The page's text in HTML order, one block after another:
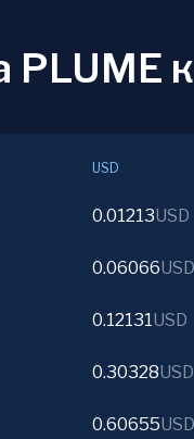
PLUME
USD
0.01213USD
0.06066USD
0.12131USD
0.30328USD
0.60655USD